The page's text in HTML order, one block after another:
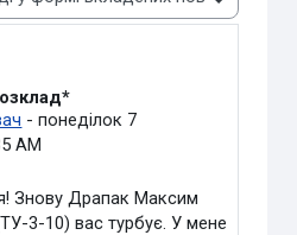
-понеділок 7
AM
5
Знову Драпак Максим
3-10) вас турбує. У мене